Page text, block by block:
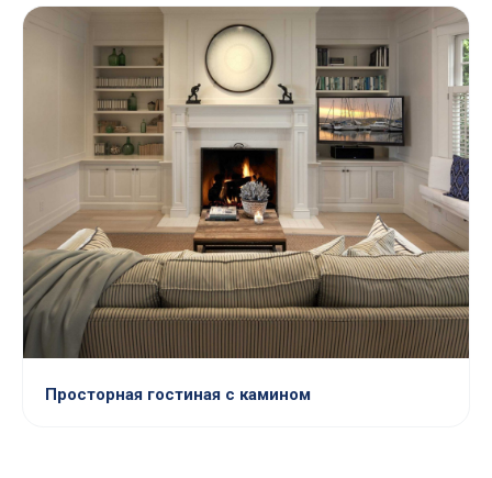
Просторная гостиная с камином